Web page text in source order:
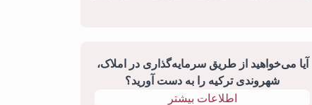
آیا می‌خواهید از طریق سرمایه‌گذاری در املاک،
شهروندی ترکیه را به دست آورید؟
اطلاعات بیشتر